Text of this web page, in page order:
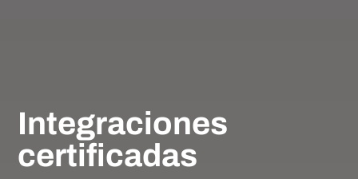
Integraciones
certificadas